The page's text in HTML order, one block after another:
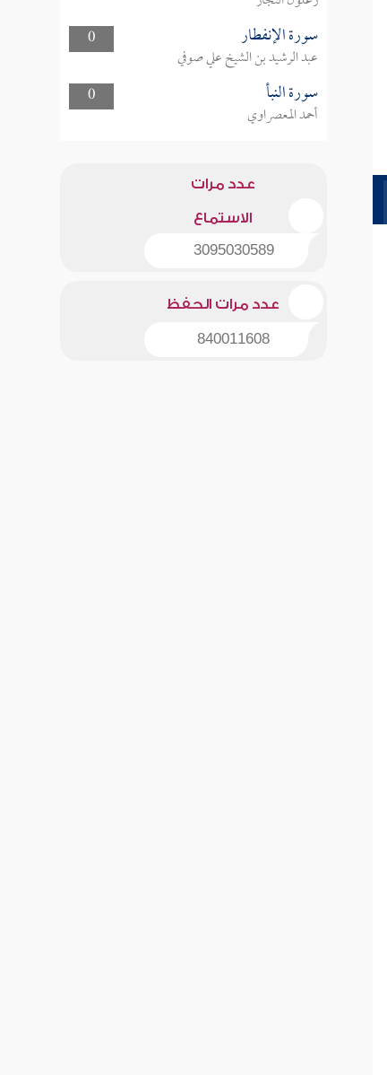
0
سورة الإنفطار
عبد الرشيد بن الشيخ علي صوفي
0
سورة النبأ
أحمد المعصراوي
عدد مرات
الاستماع
3095030589
عدد مرات الحفظ
840011608